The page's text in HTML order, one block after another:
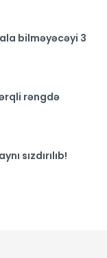
bilməyəcəyi 3
rəngdə
sızdırılıb!